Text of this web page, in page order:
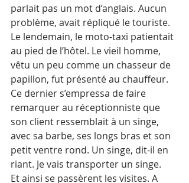
parlait pas un mot d’anglais. Aucun
problème, avait répliqué le touriste.
Le lendemain, le moto-taxi patientait
au pied de l’hôtel. Le vieil homme,
vêtu un peu comme un chasseur de
papillon, fut présenté au chauffeur.
Ce dernier s’empressa de faire
remarquer au réceptionniste que
son client ressemblait à un singe,
avec sa barbe, ses longs bras et son
petit ventre rond. Un singe, dit-il en
riant. Je vais transporter un singe.
Et ainsi se passèrent les visites. A